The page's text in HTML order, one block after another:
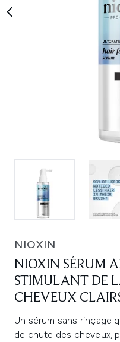
NIOXIN
NIOXIN SÉRUM
STIMULANT DE
CHEVEUX
Un sérum sans rinçage
de chute des cheveux,